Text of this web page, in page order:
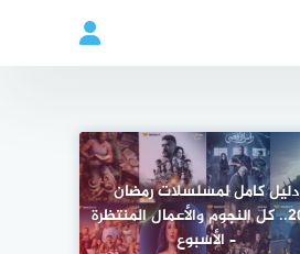
دليل كامل لمسلسلات رمضان
2026.. كل النجوم والأعمال المنتظرة
– الأسبوع